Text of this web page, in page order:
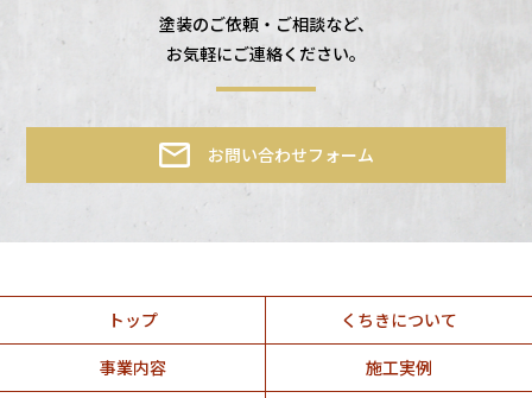
塗装のご依頼・ご相談など、
お気軽にご連絡ください。
お問い合わせフォーム
トップ
くちきについて
事業内容
施工実例